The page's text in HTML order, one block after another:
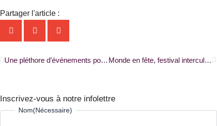
Partager l'article :
Précédent Une pléthore d’événements pour célébrer l’immigration francophone d’un océan à l’autre |FRANCITÉ| Monde en fête, festival interculturel haut en couleur, attire les foules à Dieppe |RADIO-CANADA|
Inscrivez-vous à notre infolettre
Nom(Nécessaire)
Prénom
Nom